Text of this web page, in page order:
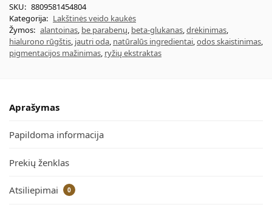
SKU: 8809581454804
Kategorija: Lakštinės veido kaukės
Žymos: alantoinas, be parabenų, beta-glukanas,drėkinimas,
hialurono rūgštis, jautri oda, natūralūs ingredientai,odos skaistinimas,
pigmentacijos mažinimas, ryžių ekstraktas
Aprašymas
Papildoma informacija
Prekių ženklas
Atsiliepimai 0